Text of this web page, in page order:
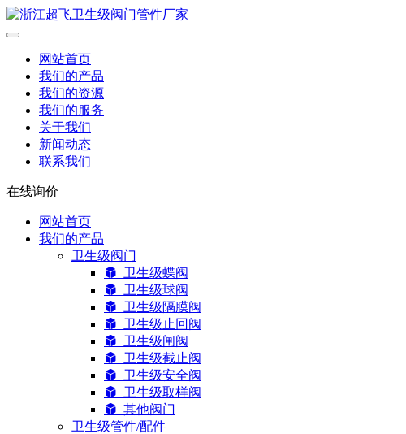
网站首页
我们的产品
我们的资源
我们的服务
关于我们
新闻动态
联系我们
在线询价
网站首页
我们的产品
卫生级阀门
卫生级蝶阀
卫生级球阀
卫生级隔膜阀
卫生级止回阀
卫生级闸阀
卫生级截止阀
卫生级安全阀
卫生级取样阀
其他阀门
卫生级管件/配件